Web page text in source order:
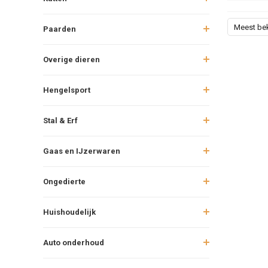
Paarden
Overige dieren
Hengelsport
Stal & Erf
Gaas en IJzerwaren
Ongedierte
Huishoudelijk
Auto onderhoud
Meest